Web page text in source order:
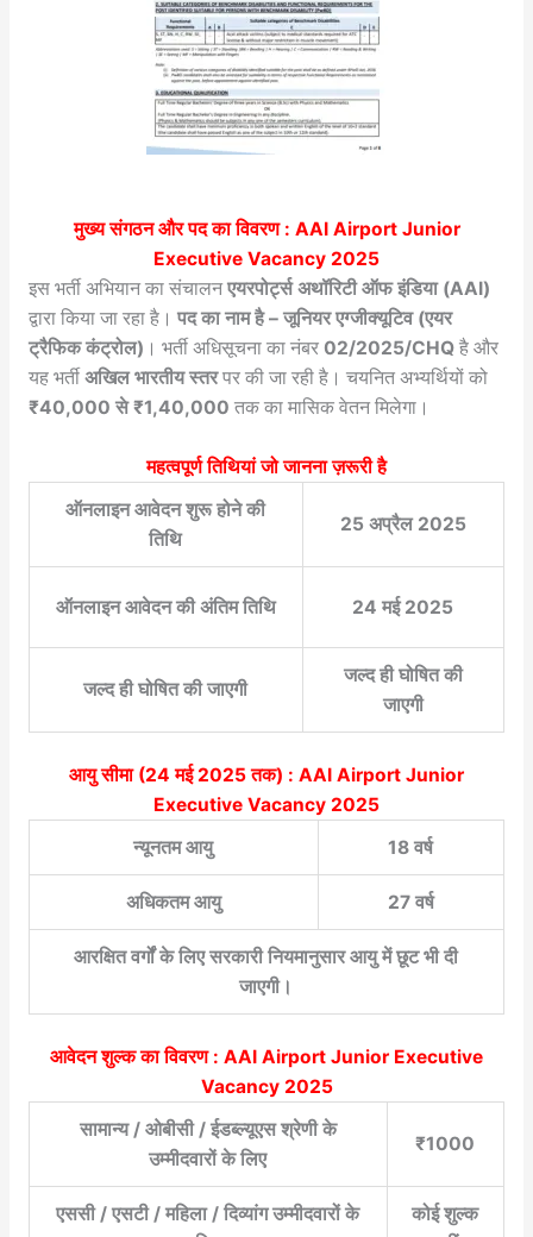
मुख्य संगठन और पद का विवरण : AAI Airport Junior
Executive Vacancy 2025
इस भर्ती अभियान का संचालनएयरपोर्ट्स अथॉरिटी ऑफ इंडिया (AAI)
द्वारा किया जा रहा है। पद का नाम है – जूनियर एग्जीक्यूटिव (एयर
ट्रैफिक कंट्रोल) । भर्ती अधिसूचना का नंबर 02/2025/CHQहै और
यह भर्ती अखिल भारतीय स्तरपर की जा रही है। चयनित अभ्यर्थियों को
₹40,000 से ₹1,40,000 तक का मासिक वेतन मिलेगा।
महत्वपूर्ण तिथियां जो जानना ज़रूरी है
ऑनलाइन आवेदन शुरू होने की
तिथि
25 अप्रैल 2025
ऑनलाइन आवेदन की अंतिम तिथि 24 मई 2025
जल्द ही घोषित की जाएगी
जल्द ही घोषित की
जाएगी
आयु सीमा (24 मई 2025 तक) : AAI Airport Junior
Executive Vacancy 2025
न्यूनतम आयु
18 वर्ष
अधिकतम आयु 27 वर्ष
आरक्षित वर्गों के लिए सरकारी नियमानुसार आयु में छूट भी दी
जाएगी।
आवेदन शुल्क का विवरण : AAI Airport Junior Executive
Vacancy 2025
सामान्य / ओबीसी / ईडब्ल्यूएस श्रेणी के
उम्मीदवारों के लिए
₹1000
एससी / एसटी / महिला / दिव्यांग उम्मीदवारों के
कोई शुल्क